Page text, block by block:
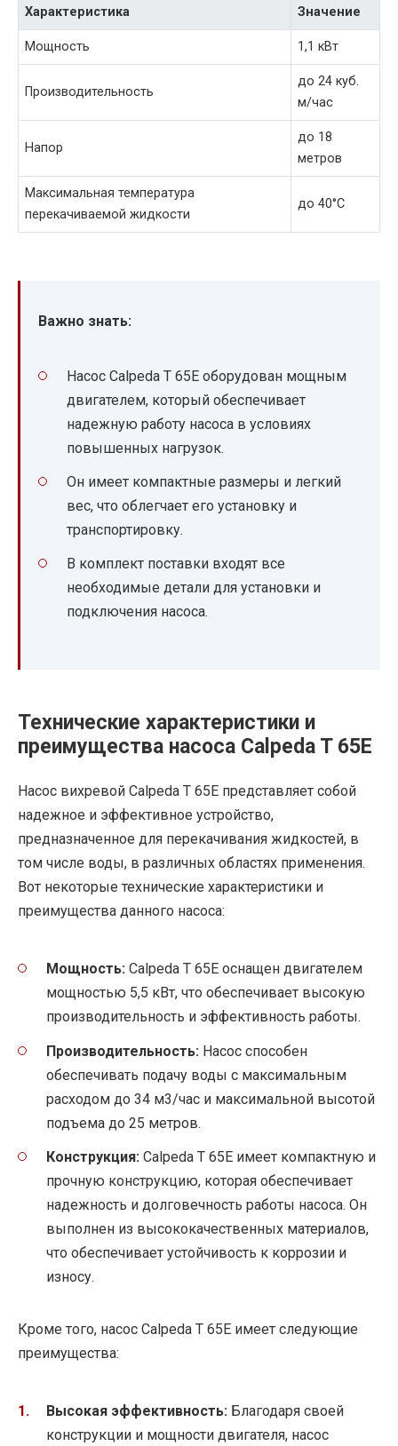
Характеристика Значение
Мощность 1,1 кВт
Производительность
до 24 куб.
м/час
Напор
до 18
метров
Максимальная температура
перекачиваемой жидкости
до 40°C
Важно знать:
Насос Calpeda T 65E оборудован мощным
двигателем, который обеспечивает
надежную работу насоса в условиях
повышенных нагрузок.
Он имеет компактные размеры и легкий
вес, что облегчает его установку и
транспортировку.
В комплект поставки входят все
необходимые детали для установки и
подключения насоса.
Технические характеристики и
преимущества насоса Calpeda T 65E
Насос вихревой Calpeda T 65E представляет собой
надежное и эффективное устройство,
предназначенное для перекачивания жидкостей, в
том числе воды, в различных областях применения.
Вот некоторые технические характеристики и
преимущества данного насоса:
Мощность: Calpeda T 65E оснащен двигателем
мощностью 5,5 кВт, что обеспечивает высокую
производительность и эффективность работы.
Производительность: Насос способен
обеспечивать подачу воды с максимальным
расходом до 34 м3/час и максимальной высотой
подъема до 25 метров.
Конструкция: Calpeda T 65E имеет компактную и
прочную конструкцию, которая обеспечивает
надежность и долговечность работы насоса. Он
выполнен из высококачественных материалов,
что обеспечивает устойчивость к коррозии и
износу.
Кроме того, насос Calpeda T 65E имеет следующие
преимущества:
Высокая эффективность: Благодаря своей
конструкции и мощности двигателя, насос